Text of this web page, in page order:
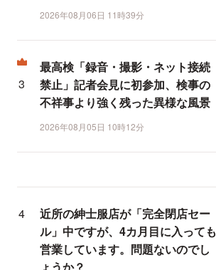
2026年08月06日 11時39分
最高検「録音・撮影・ネット接続
禁止」記者会見に初参加、検事の
不祥事より強く残った異様な風景
2026年08月05日 10時12分
近所の紳士服店が「完全閉店セー
ル」中ですが、4カ月目に入っても
営業しています。問題ないのでし